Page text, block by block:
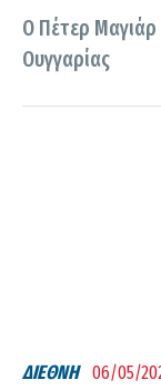
Ο Πέτερ
Ουγγαρίας
ΔΙΕΘΝΗ 06/05/